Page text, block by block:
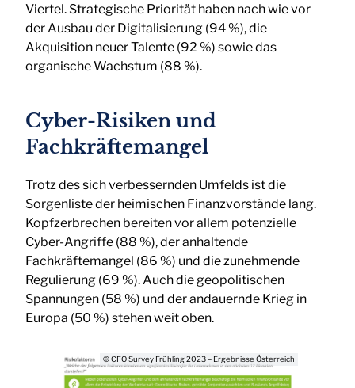
Viertel. Strategische Priorität haben nach wie vor
der Ausbau der Digitalisierung (94 %), die
Akquisition neuer Talente (92 %) sowie das
organische Wachstum (88 %).
Cyber-Risiken und
Fachkräftemangel
Trotz des sich verbessernden Umfelds ist die
Sorgenliste der heimischen Finanzvorstände lang.
Kopfzerbrechen bereiten vor allem potenzielle
Cyber-Angriffe (88 %), der anhaltende
Fachkräftemangel (86 %) und die zunehmende
Regulierung (69 %). Auch die geopolitischen
Spannungen (58 %) und der andauernde Krieg in
Europa (50 %) stehen weit oben.
© CFO Survey Frühling 2023 – Ergebnisse Österreich